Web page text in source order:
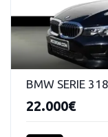
BMW SERIE
22.000€